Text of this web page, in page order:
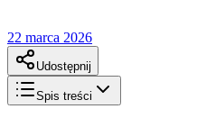
22 marca 2026
Udostępnij
Spis treści